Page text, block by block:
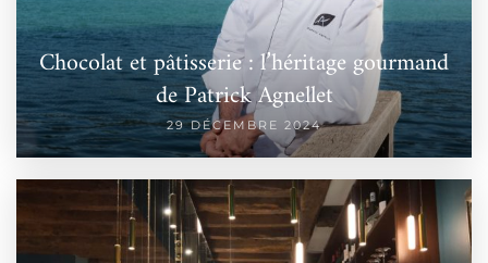
Chocolat et pâtisserie : l’héritage gourmand
de Patrick Agnellet
29 DÉCEMBRE 2024